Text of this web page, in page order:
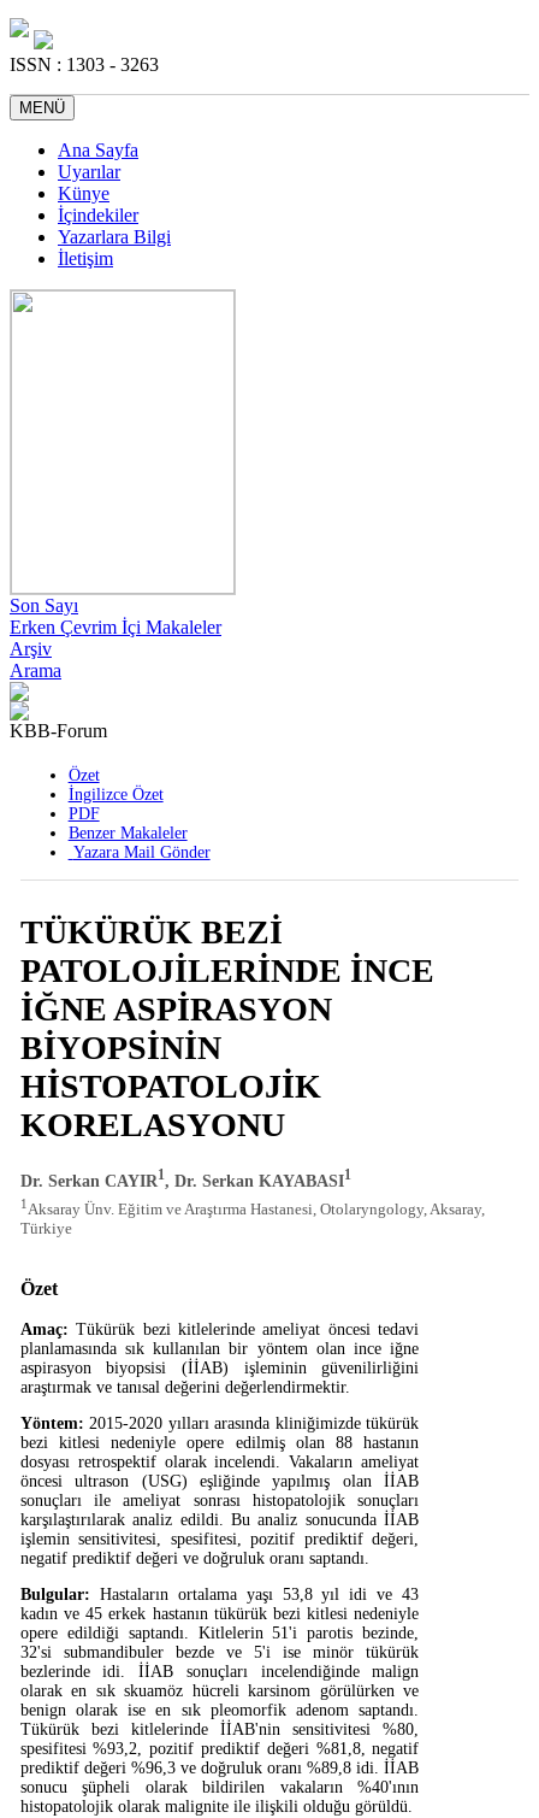
ISSN : 1303 - 3263
MENÜ
Ana Sayfa
Uyarılar
Künye
İçindekiler
Yazarlara Bilgi
İletişim
Son Sayı
Erken Çevrim İçi Makaleler
Arşiv
Arama
KBB-Forum
Özet
İngilizce Özet
PDF
Benzer Makaleler
Yazara Mail Gönder
TÜKÜRÜK BEZİ
PATOLOJİLERİNDE İNCE
İĞNE ASPİRASYON
BİYOPSİNİN
HİSTOPATOLOJİK
KORELASYONU
Dr. Serkan CAYIR1 , Dr. Serkan KAYABASI1
1Aksaray Ünv. Eğitim ve Araştırma Hastanesi, Otolaryngology, Aksaray,
Türkiye
Özet
Amaç: Tükürük bezi kitlelerinde ameliyat öncesi tedavi
planlamasında sık kullanılan bir yöntem olan ince iğne
aspirasyon biyopsisi (İİAB) işleminin güvenilirliğini
araştırmak ve tanısal değerini değerlendirmektir.
Yöntem: 2015-2020 yılları arasında kliniğimizde tükürük
bezi kitlesi nedeniyle opere edilmiş olan 88 hastanın
dosyası retrospektif olarak incelendi. Vakaların ameliyat
öncesi ultrason (USG) eşliğinde yapılmış olan İİAB
sonuçları ile ameliyat sonrası histopatolojik sonuçları
karşılaştırılarak analiz edildi. Bu analiz sonucunda İİAB
işlemin sensitivitesi, spesifitesi, pozitif prediktif değeri,
negatif prediktif değeri ve doğruluk oranı saptandı.
Bulgular: Hastaların ortalama yaşı 53,8 yıl idi ve 43
kadın ve 45 erkek hastanın tükürük bezi kitlesi nedeniyle
opere edildiği saptandı. Kitlelerin 51'i parotis bezinde,
32'si submandibuler bezde ve 5'i ise minör tükürük
bezlerinde idi. İİAB sonuçları incelendiğinde malign
olarak en sık skuamöz hücreli karsinom görülürken ve
benign olarak ise en sık pleomorfik adenom saptandı.
Tükürük bezi kitlelerinde İİAB'nin sensitivitesi %80,
spesifitesi %93,2, pozitif prediktif değeri %81,8, negatif
prediktif değeri %96,3 ve doğruluk oranı %89,8 idi. İİAB
sonucu şüpheli olarak bildirilen vakaların %40'ının
histopatolojik olarak malignite ile ilişkili olduğu görüldü.